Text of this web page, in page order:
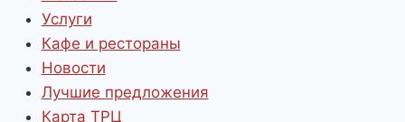
Услуги
Кафе и рестораны
Новости
Лучшие предложения
Карта ТРЦ